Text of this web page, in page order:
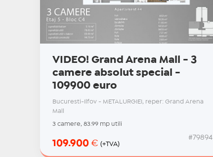
VIDEO! Grand Arena Mall - 3
camere absolut special -
109900 euro
Bucuresti-Ilfov - METALURGIEI, reper: Grand Arena
Mall
3 camere, 83.99 mp utili
109.900 € (+TVA)
#79894